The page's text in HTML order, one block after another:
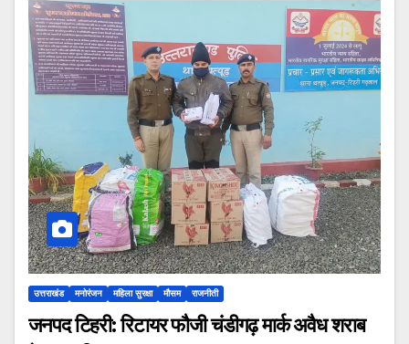
उत्तराखंड मनोरंजन महिला सुरक्षा मौसम राजनीती
जनपद टिहरी: रिटायर फौजी चंडीगढ़ मार्क अवैध शराब